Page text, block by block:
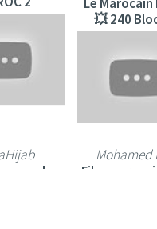
💥 240
salon
Mohamed
Film